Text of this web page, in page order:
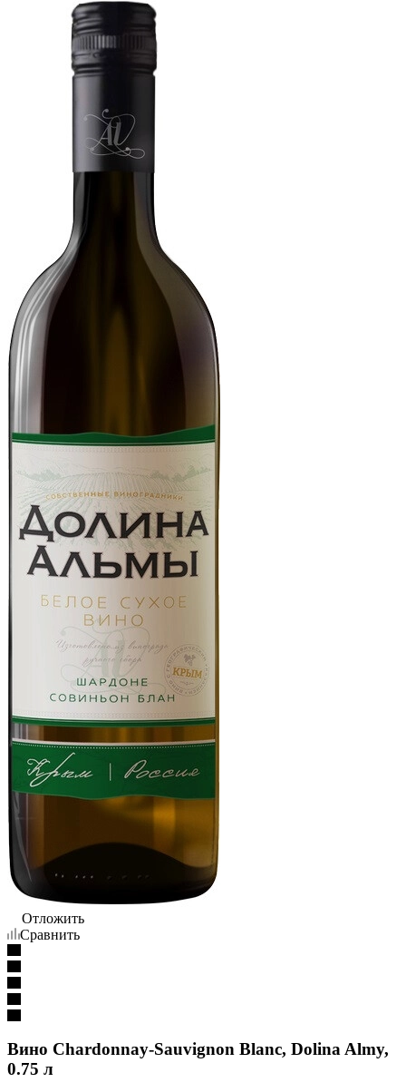
Отложить
Сравнить
Вино Chardonnay-Sauvignon Blanc, Dolina Almy,
0.75 л